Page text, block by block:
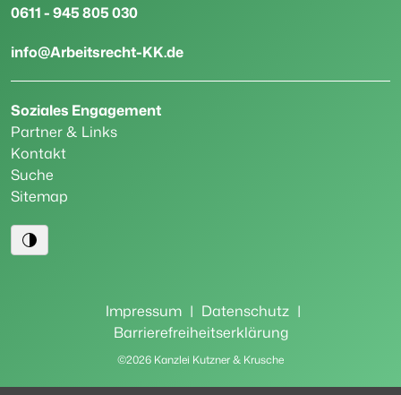
0611 - 945 805 030
info@Arbeitsrecht-KK.de
Soziales Engagement
Partner & Links
Kontakt
Suche
Sitemap
Impressum | Datenschutz |
Barrierefreiheitserklärung
©2026 Kanzlei Kutzner & Krusche